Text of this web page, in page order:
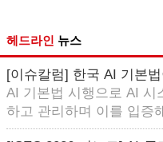
헤드라인 뉴스
[이슈칼럼] 한국 AI 기본
AI 기본법 시행으로 AI 시
하고 관리하며 이를 입증